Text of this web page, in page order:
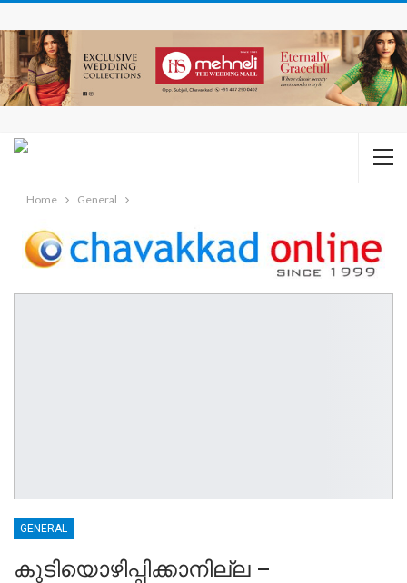
Home General
GENERAL
കുടിയൊഴിപ്പിക്കാനില്ല –